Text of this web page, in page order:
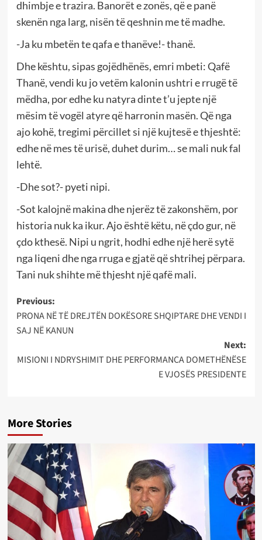
dhimbje e trazira. Banorët e zonës, që e panë
skenën nga larg, nisën të qeshnin me të madhe.
-Ja ku mbetën te qafa e thanëve!- thanë.
Dhe kështu, sipas gojëdhënës, emri mbeti: Qafë
Thanë, vendi ku jo vetëm kalonin ushtri e rrugë të
mëdha, por edhe ku natyra dinte t’u jepte një
mësim të vogël atyre që harronin masën. Që nga
ajo kohë, tregimi përcillet si një kujtesë e thjeshtë:
edhe në mes të urisë, duhet durim… se mali nuk fal
lehtë.
-Dhe sot?- pyeti nipi.
-Sot kalojnë makina dhe njerëz të zakonshëm, por
historia nuk ka ikur. Ajo është këtu, në çdo gur, në
çdo kthesë. Nipi u ngrit, hodhi edhe një herë sytë
nga liqeni dhe nga rruga e gjatë që shtrihej përpara.
Tani nuk shihte më thjesht një qafë mali.
Post
navigation
Previous:
PRONA NË TË DREJTËN DOKËSORE SHQIPTARE DHE VENDI I
SAJ NË KANUN
Next:
MISIONI I NDRYSHIMIT DHE PERFORMANCA DOMETHËNËSE
E VJOSËS PRESIDENTE
More Stories